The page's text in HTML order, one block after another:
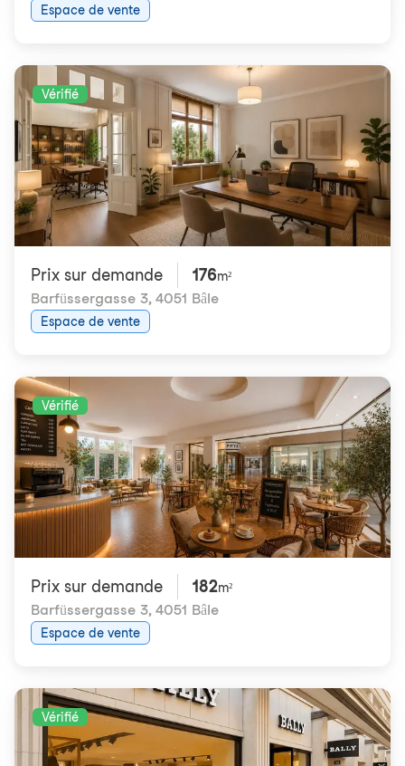
Espace de vente
Vérifié
Prix ​​sur demande 176m²
Barfüssergasse 3, 4051 Bâle
Espace de vente
Vérifié
Prix ​​sur demande 182m²
Barfüssergasse 3, 4051 Bâle
Espace de vente
Vérifié